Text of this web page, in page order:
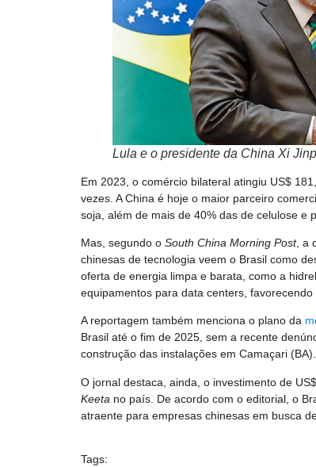
Lula e o presidente da China Xi
Em 2023, o comércio bilateral atingiu US$
vezes. A China é hoje o maior parceiro
soja, além de mais de 40% das de celulose e
Mas, segundo o South China Morning Post, a
chinesas de tecnologia veem o Brasil como
oferta de energia limpa e barata, como a
equipamentos para data centers, favorecendo
A reportagem também menciona o plano da
Brasil até o fim de 2025, sem a recente
construção das instalações em Camaçari (BA).
O jornal destaca, ainda, o investimento de
Keeta no país. De acordo com o editorial, o
atraente para empresas chinesas em busca
Tags: